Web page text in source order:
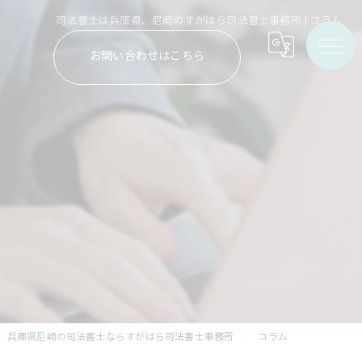
司法書士は兵庫県、尼崎のすがはら司法書士事務所 | コラム
お問い合わせはこちら
兵庫県尼崎の司法書士ならすがはら司法書士事務所 コラム